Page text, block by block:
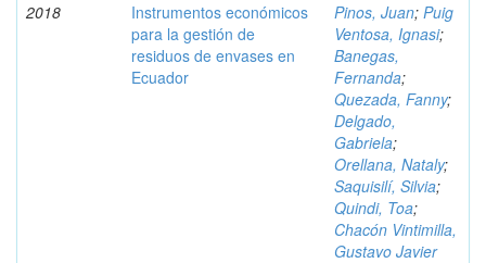
2018
Instrumentos económicos
para la gestión de
residuos de envases en
Ecuador
Pinos, Juan; Puig
Ventosa, Ignasi;
Banegas,
Fernanda;
Quezada, Fanny;
Delgado,
Gabriela;
Orellana, Nataly;
Saquisilí, Silvia;
Quindi, Toa;
Chacón Vintimilla,
Gustavo Javier